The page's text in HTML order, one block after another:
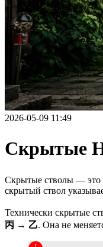
2026-05-09 11:49
Скрытые
Скрытые стволы — это
скрытый ствол
Технически скрытые
丙 → 乙. Она не